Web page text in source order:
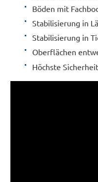
Böden mit
Stabilisierung in
Stabilisierung in
Oberflächen
Höchste